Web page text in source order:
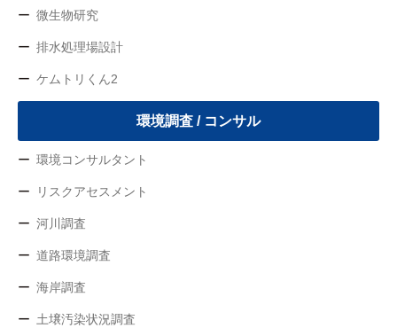
微生物研究
排水処理場設計
ケムトリくん2
環境調査 / コンサル
環境コンサルタント
リスクアセスメント
河川調査
道路環境調査
海岸調査
土壌汚染状況調査